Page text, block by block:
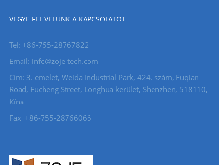
VEGYE FEL VELÜNK A KAPCSOLATOT
Tel: +86-755-28767822
Email: info@zoje-tech.com
Cím: 3. emelet, Weida Industrial Park, 424. szám, Fuqian
Road, Fucheng Street, Longhua kerület, Shenzhen, 518110,
Kína
Fax: +86-755-28766066